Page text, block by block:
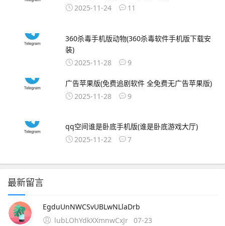
2025-11-24
11
360杀毒手机版动物(360杀毒软件手机版下载安
装)
2025-11-28
9
广告苹果版(免费追剧软件 全免费无广告苹果版)
2025-11-28
9
qq空间谁是卧底手机版(谁是卧底游戏大厅)
2025-11-22
7
最新留言
EgduUnNWCSvUBLwNLlaDrb
lubLOhYdkXXmnwCxJr 07-23